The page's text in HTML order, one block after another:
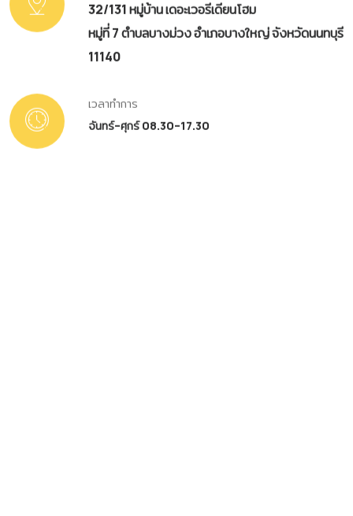
32/131 หมู่บ้าน เดอะเวอรีเดียนโฮม
หมู่ที่ 7 ตำบลบางม่วง อำเภอบางใหญ่ จังหวัดนนทบุรี
11140
เวลาทำการ
จันทร์–ศุกร์ 08.30–17.30